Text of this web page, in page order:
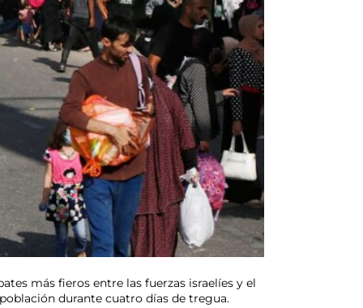
más fieros entre las fuerzas israelíes y el
durante cuatro días de tregua.